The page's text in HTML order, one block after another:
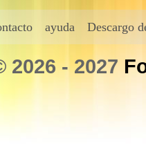
ayuda Descargo
- 2027